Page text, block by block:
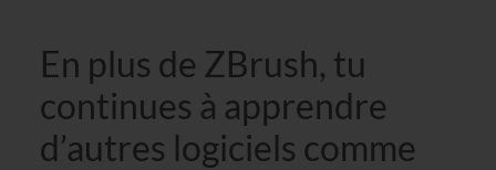
En plus de ZBrush, tu
continues à apprendre
d’autres logiciels comme